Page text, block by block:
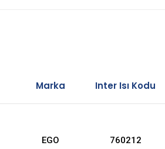
Marka Inter Isı Kodu
EGO 760212